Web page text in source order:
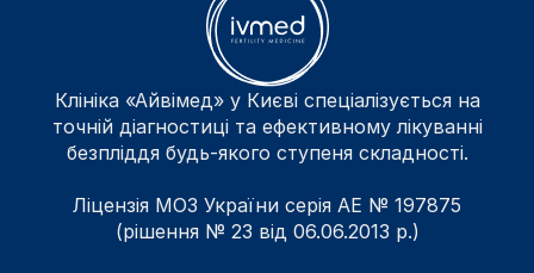
Клініка «Айвімед» у Києві спеціалізується на
точній діагностиці та ефективному лікуванні
безпліддя будь-якого ступеня складності.
Ліцензія МОЗ України серія АЕ № 197875
(рішення № 23 від 06.06.2013 р.)